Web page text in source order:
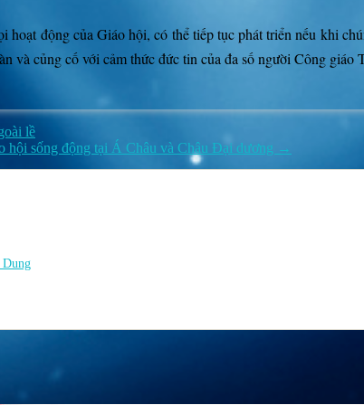
động của Giáo hội, có thể tiếp tục phát triển nếu khi
và củng cố với cảm thức đức tin của đa số người Công giáo
lề
hội sống động tại Á Châu và Châu Đại dương →